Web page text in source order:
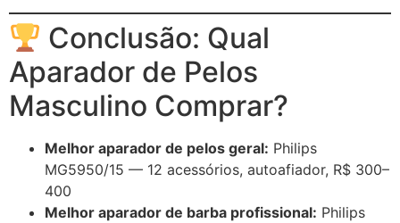
Conclusão: Qual
Aparador de Pelos
Masculino Comprar?
Melhor aparador de pelos geral: Philips
MG5950/15 — 12 acessórios, autoafiador, R$ 300–
400
Melhor aparador de barba profissional: Philips